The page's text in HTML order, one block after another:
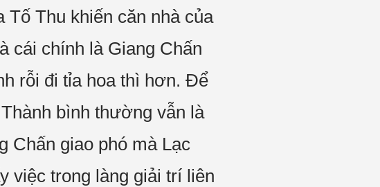
Tố Thu khiến căn nhà của
cái chính là Giang Chấn
rỗi đi tỉa hoa thì hơn. Để
bình thường vẫn là
Chấn giao phó mà Lạc
việc trong làng giải trí liên